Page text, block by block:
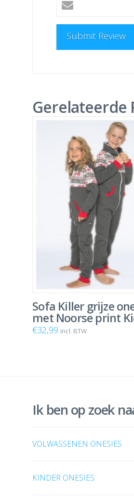
Gerelateerde
Sofa Killer grijze
met Noorse print
€32,99 incl. BTW
Ik ben op zoek
VOLWASSENEN ONESIES
KINDER ONESIES